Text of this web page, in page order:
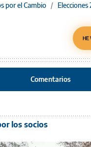
por el Cambio / Elecciones
HE
Comentarios
los socios